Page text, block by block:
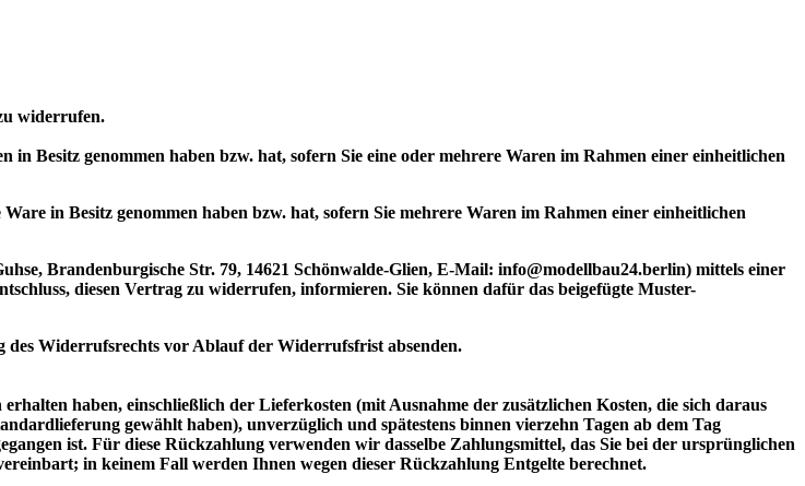
widerrufen.
Besitz genommen haben bzw. hat, sofern Sie eine oder mehrere Waren im Rahmen einer einheitlichen
in Besitz genommen haben bzw. hat, sofern Sie mehrere Waren im Rahmen einer einheitlichen
Brandenburgische Str. 79, 14621 Schönwalde-Glien, E-Mail: info@modellbau24.berlin) mittels einer
diesen Vertrag zu widerrufen, informieren. Sie können dafür das beigefügte Muster-
Widerrufsrechts vor Ablauf der Widerrufsfrist absenden.
haben, einschließlich der Lieferkosten (mit Ausnahme der zusätzlichen Kosten, die sich daraus
gewählt haben), unverzüglich und spätestens binnen vierzehn Tagen ab dem Tag
ist. Für diese Rückzahlung verwenden wir dasselbe Zahlungsmittel, das Sie bei der ursprünglichen
in keinem Fall werden Ihnen wegen dieser Rückzahlung Entgelte berechnet.